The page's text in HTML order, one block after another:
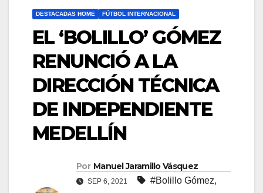
DESTACADAS HOME FÚTBOL INTERNACIONAL
EL ‘BOLILLO’ GÓMEZ
RENUNCIÓ A LA
DIRECCIÓN TÉCNICA
DE INDEPENDIENTE
MEDELLÍN
Por Manuel Jaramillo Vásquez
SEP 6, 2021 #Bolillo Gómez,